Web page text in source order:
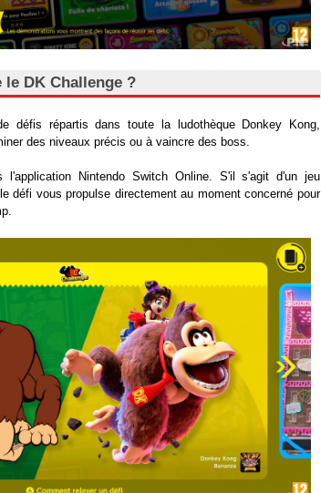
DK Challenge ?
défis répartis dans toute la ludothèque Donkey Kong,
des niveaux précis ou à vaincre des boss.
l'application Nintendo Switch Online. S'il s'agit d'un jeu
défi vous propulse directement au moment concerné pour